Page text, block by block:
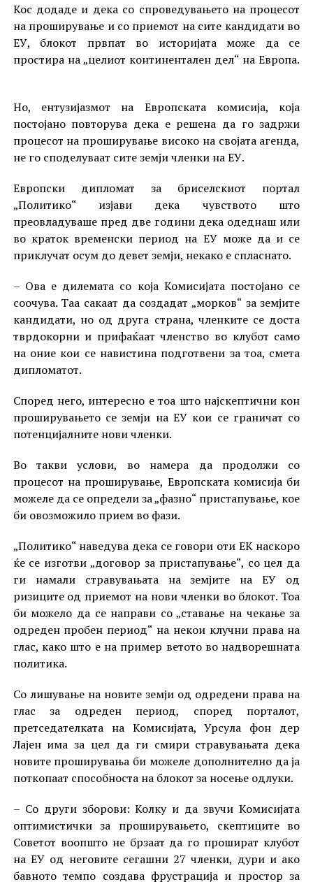
Кос додаде и дека со спроведувањето на процесот
на проширување и со приемот на сите кандидати во
ЕУ, блокот првпат во историјата може да се
простира на „целиот континентален дел“ на Европа.
Но, ентузијазмот на Европската комисија, која
постојано повторува дека е решена да го задржи
процесот на проширување високо на својата агенда,
не го споделуваат сите земји членки на ЕУ.
Европски дипломат за бриселскиот портал
„Политико“ изјави дека чувството што
преовладуваше пред две години дека одеднаш или
во краток временски период на ЕУ може да и се
приклучат осум до девет земји, некако е спласнато.
– Ова е дилемата со која Комисијата постојано се
соочува. Таа сакаат да создадат „морков“ за земјите
кандидати, но од друга страна, членките се доста
тврдокорни и прифаќаат членство во клубот само
на оние кои се навистина подготвени за тоа, смета
дипломатот.
Според него, интересно е тоа што најскептични кон
проширувањето се земји на ЕУ кои се граничат со
потенцијалните нови членки.
Во такви услови, во намера да продолжи со
процесот на проширување, Европската комисија би
можеле да се определи за „фазно“ пристапување, кое
би овозможило прием во фази.
„Политико“ наведува дека се говори оти ЕК наскоро
ќе се изготви „договор за пристапување“, со цел да
ги намали стравувањата на земјите на ЕУ од
ризиците од приемот на нови членки во блокот. Тоа
би можело да се направи со „ставање на чекање за
одреден пробен период“ на некои клучни права на
глас, како што е на пример ветото во надворешната
политика.
Со лишување на новите земји од одредени права на
глас за одреден период, според порталот,
претседателката на Комисијата, Урсула фон дер
Лајен има за цел да ги смири стравувањата дека
новите проширувања би можеле дополнително да ја
поткопаат способноста на блокот за носење одлуки.
– Со други зборови: Колку и да звучи Комисијата
оптимистички за проширувањето, скептиците во
Советот воопшто не брзаат да го прошират клубот
на ЕУ од неговите сегашни 27 членки, дури и ако
бавното темпо создава фрустрација и простор за